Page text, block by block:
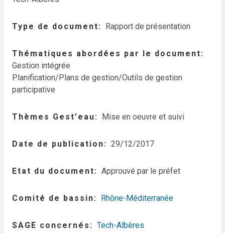
Type de document Rapport de présentation
Thématiques abordées par le document
Gestion intégrée
Planification/Plans de gestion/Outils de gestion
participative
Thèmes Gest'eau Mise en oeuvre et suivi
Date de publication 29/12/2017
Etat du document Approuvé par le préfet
Comité de bassin Rhône-Méditerranée
SAGE concernés Tech-Albères